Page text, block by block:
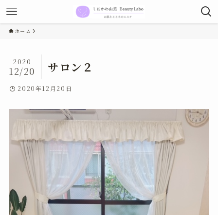
ホーム
サロン２
2020
12/20
2020年12月20日